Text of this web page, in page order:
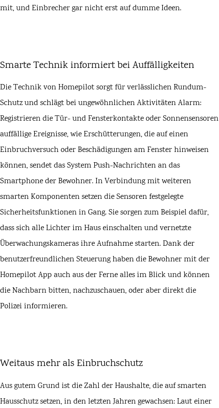
mit, und Einbrecher gar nicht erst auf dumme Ideen.
Smarte Technik informiert bei Auffälligkeiten
Die Technik von Homepilot sorgt für verlässlichen Rundum-
Schutz und schlägt bei ungewöhnlichen Aktivitäten Alarm:
Registrieren die Tür- und Fensterkontakte oder Sonnensensoren
auffällige Ereignisse, wie Erschütterungen, die auf einen
Einbruchversuch oder Beschädigungen am Fenster hinweisen
können, sendet das System Push-Nachrichten an das
Smartphone der Bewohner. In Verbindung mit weiteren
smarten Komponenten setzen die Sensoren festgelegte
Sicherheitsfunktionen in Gang. Sie sorgen zum Beispiel dafür,
dass sich alle Lichter im Haus einschalten und vernetzte
Überwachungskameras ihre Aufnahme starten. Dank der
benutzerfreundlichen Steuerung haben die Bewohner mit der
Homepilot App auch aus der Ferne alles im Blick und können
die Nachbarn bitten, nachzuschauen, oder aber direkt die
Polizei informieren.
Weitaus mehr als Einbruchschutz
Aus gutem Grund ist die Zahl der Haushalte, die auf smarten
Hausschutz setzen, in den letzten Jahren gewachsen: Laut einer